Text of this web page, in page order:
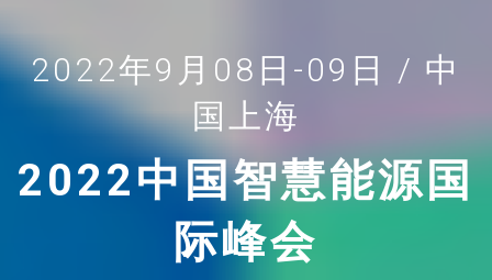
2022年9月08日-09日 / 中
国上海
2022中国智慧能源国
际峰会